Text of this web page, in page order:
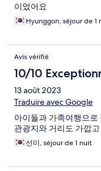
이었어요
Hyunggon, séjour de 1
Avis vérifié
10/10
13 août 2023
Traduire avec Google
아이들과 가족여행으
관광지와 거리도 가깝
선미, séjour de 1 nuit